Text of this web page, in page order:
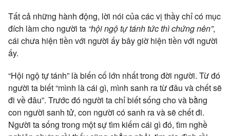
Tất cả những hành động, lời nói của các vị thầy chỉ có mục
đích làm cho người ta “hội ngộ tự tánh tức thì chứng nên”,
cái chưa hiện tiền với người ấy bây giờ hiện tiền với người
ấy.
“Hội ngộ tự tánh” là biến cố lớn nhất trong đời người. Từ đó
người ta biết “mình là cái gì, mình sanh ra từ đâu và chết sẽ
đi về đâu”. Trước đó người ta chỉ biết sống cho và bằng
con người sanh tử, con người có sanh ra và sẽ chết đi.
Người ta sống trong một sự tìm kiếm cái gì đó, tìm nghề